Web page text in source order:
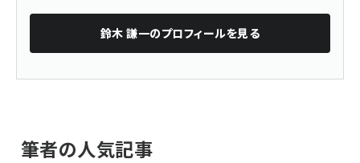
鈴木 謙一のプロフィールを見る
筆者の人気記事